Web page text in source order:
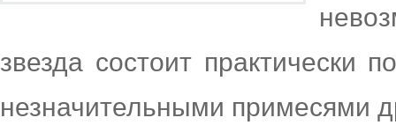
звезда состоит практически
незначительными примесями